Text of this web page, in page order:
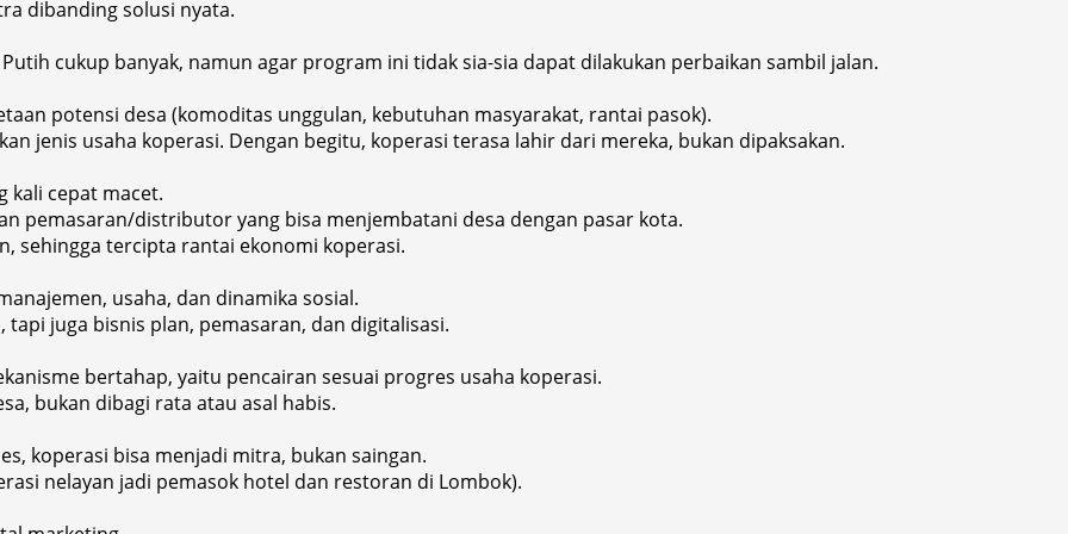
dibanding solusi nyata.
cukup banyak, namun agar program ini tidak sia-sia dapat dilakukan perbaikan sambil jalan.
potensi desa (komoditas unggulan, kebutuhan masyarakat, rantai pasok).
jenis usaha koperasi. Dengan begitu, koperasi terasa lahir dari mereka, bukan dipaksakan.
kali cepat macet.
pemasaran/distributor yang bisa menjembatani desa dengan pasar kota.
sehingga tercipta rantai ekonomi koperasi.
usaha, dan dinamika sosial.
juga bisnis plan, pemasaran, dan digitalisasi.
bertahap, yaitu pencairan sesuai progres usaha koperasi.
bukan dibagi rata atau asal habis.
koperasi bisa menjadi mitra, bukan saingan.
nelayan jadi pemasok hotel dan restoran di Lombok).